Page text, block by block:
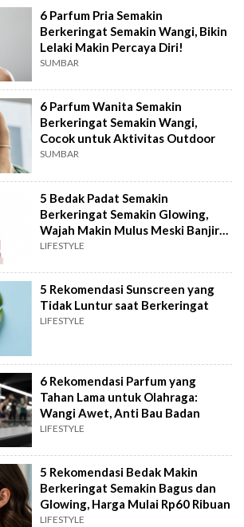
6 Parfum Pria Semakin
Berkeringat Semakin Wangi, Bikin
Lelaki Makin Percaya Diri!
SUMBAR
6 Parfum Wanita Semakin
Berkeringat Semakin Wangi,
Cocok untuk Aktivitas Outdoor
SUMBAR
5 Bedak Padat Semakin
Berkeringat Semakin Glowing,
Wajah Makin Mulus Meski Banjir
Keringat
LIFESTYLE
5 Rekomendasi Sunscreen yang
Tidak Luntur saat Berkeringat
LIFESTYLE
6 Rekomendasi Parfum yang
Tahan Lama untuk Olahraga:
Wangi Awet, Anti Bau Badan
LIFESTYLE
5 Rekomendasi Bedak Makin
Berkeringat Semakin Bagus dan
Glowing, Harga Mulai Rp60 Ribuan
LIFESTYLE